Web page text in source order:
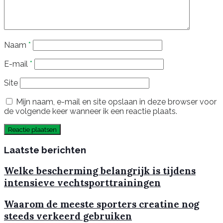
Naam *
E-mail *
Site
Mijn naam, e-mail en site opslaan in deze browser voor
de volgende keer wanneer ik een reactie plaats.
Laatste berichten
Welke bescherming belangrijk is tijdens
intensieve vechtsporttrainingen
Waarom de meeste sporters creatine nog
steeds verkeerd gebruiken